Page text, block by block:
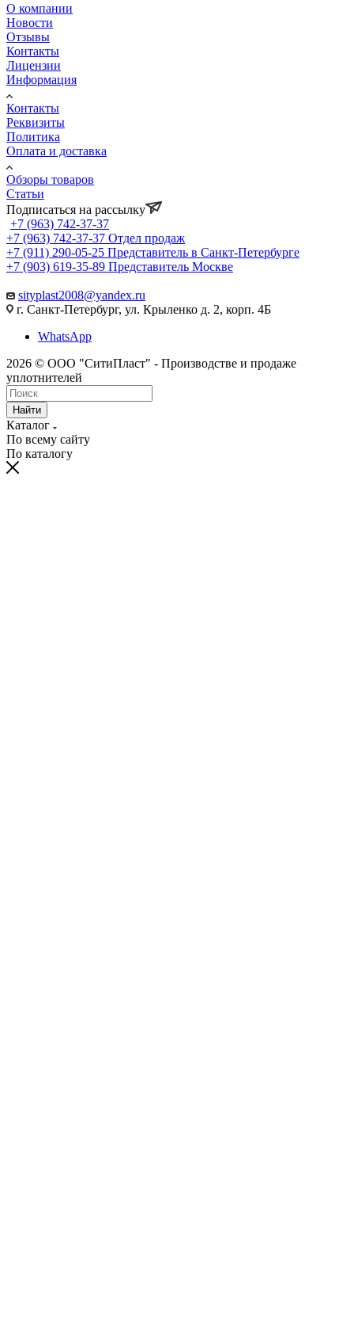
О компании
Новости
Отзывы
Контакты
Лицензии
Информация
Контакты
Реквизиты
Политика
Оплата и доставка
Обзоры товаров
Статьи
Подписаться на рассылку
+7 (963) 742-37-37
+7 (963) 742-37-37 Отдел продаж
+7 (911) 290-05-25 Представитель в Санкт-Петербурге
+7 (903) 619-35-89 Представитель Москве
sityplast2008@yandex.ru
г. Санкт-Петербург, ул. Крыленко д. 2, корп. 4Б
WhatsApp
2026 © ООО "СитиПласт" - Производстве и продаже
уплотнителей
Найти
Каталог
По всему сайту
По каталогу